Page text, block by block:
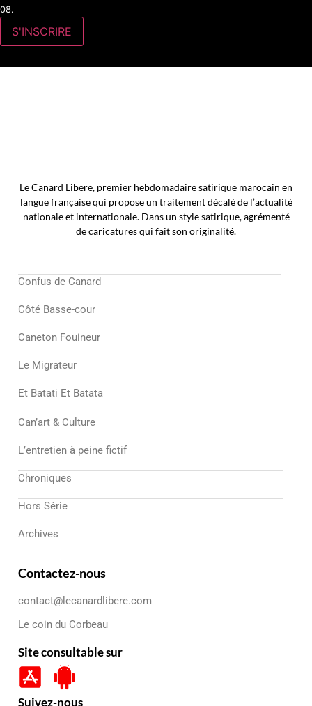
08.
Le Canard Libere, premier hebdomadaire satirique marocain en
langue française qui propose un traitement décalé de l’actualité
nationale et internationale. Dans un style satirique, agrémenté
de caricatures qui fait son originalité.
Confus de Canard
Côté Basse-cour
Caneton Fouineur
Le Migrateur
Et Batati Et Batata
Can’art & Culture
L’entretien à peine fictif
Chroniques
Hors Série
Archives
Contactez-nous
contact@lecanardlibere.com
Le coin du Corbeau
Site consultable sur
Suivez-nous